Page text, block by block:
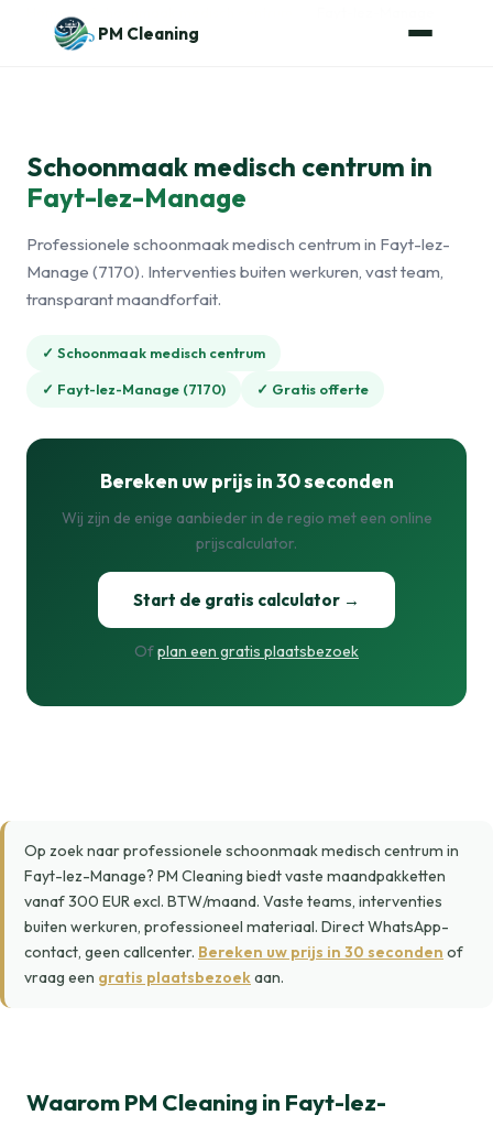
Naar de inhoud
PM Cleaning
Schoonmaak medisch centrum in
Fayt-lez-Manage
Professionele schoonmaak medisch centrum in Fayt-lez-
Manage (7170). Interventies buiten werkuren, vast team,
transparant maandforfait.
✓ Schoonmaak medisch centrum
✓ Fayt-lez-Manage (7170) ✓ Gratis offerte
Bereken uw prijs in 30 seconden
Wij zijn de enige aanbieder in de regio met een online
prijscalculator.
Start de gratis calculator →
Ofplan een gratis plaatsbezoek
Op zoek naar professionele schoonmaak medisch centrum in
Fayt-lez-Manage? PM Cleaning biedt vaste maandpakketten
vanaf 300 EUR excl. BTW/maand. Vaste teams, interventies
buiten werkuren, professioneel materiaal. Direct WhatsApp-
contact, geen callcenter. Bereken uw prijs in 30 seconden of
vraag een gratis plaatsbezoekaan.
Waarom PM Cleaning in Fayt-lez-